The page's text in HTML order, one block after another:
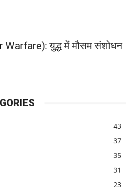
Warfare): युद्ध में मौसम संशोधन
43
37
35
31
23